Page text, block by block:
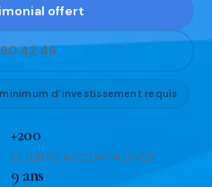
offert
42 46
d'investissement requis
+200
CLIENTS ACCOMPAGNÉS
9 ans